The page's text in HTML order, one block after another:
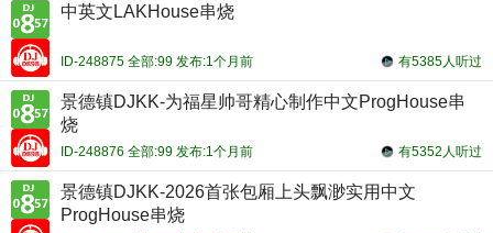
中英文LAKHouse串烧
有5385人听过
ID-248875 全部:99 发布:1个月前
景德镇DJKK-为福星帅哥精心制作中文ProgHouse串
烧
有5352人听过
ID-248876 全部:99 发布:1个月前
景德镇DJKK-2026首张包厢上头飘渺实用中文
ProgHouse串烧